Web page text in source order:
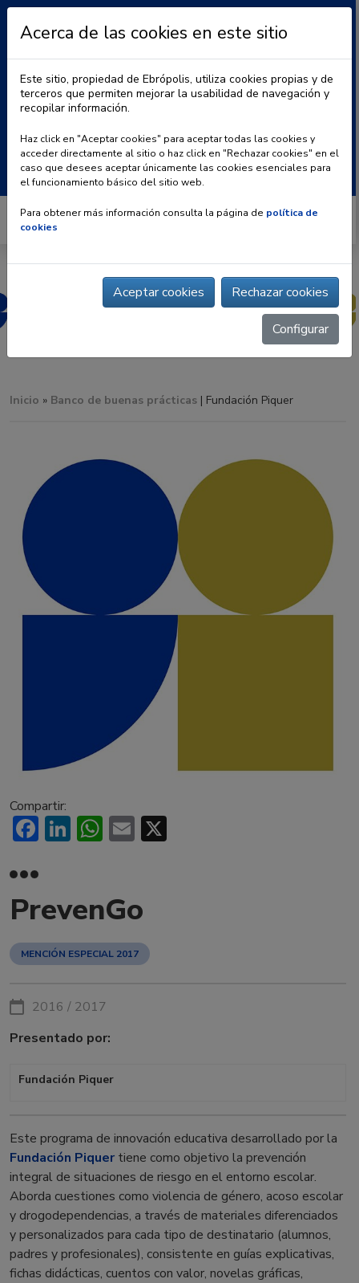
BLOG | CONTACTO
Buscar:
Inicio » Banco de buenas prácticas | Fundación Piquer
Compartir:
Facebook
LinkedIn
WhatsApp
Email
PrevenGo
MENCIÓN ESPECIAL 2017
2016 / 2017
Presentado por:
Fundación Piquer
Este programa de innovación educativa desarrollado por la
Fundación Piquer tiene como objetivo la prevención
integral de situaciones de riesgo en el entorno escolar.
Aborda cuestiones como violencia de género, acoso escolar
y drogodependencias, a través de materiales diferenciados
y personalizados para cada tipo de destinatario (alumnos,
padres y profesionales), consistente en guías explicativas,
fichas didácticas, cuentos con valor, novelas gráficas,
Acerca de las cookies en este sitio
Este sitio, propiedad de Ebrópolis, utiliza cookies propias y de
terceros que permiten mejorar la usabilidad de navegación y
recopilar información.
Haz click en "Aceptar cookies" para aceptar todas las cookies y
acceder directamente al sitio o haz click en "Rechazar cookies" en el
caso que desees aceptar únicamente las cookies esenciales para
el funcionamiento básico del sitio web.
Para obtener más información consulta la página de política de
cookies
Aceptar cookies Rechazar cookies
Configurar